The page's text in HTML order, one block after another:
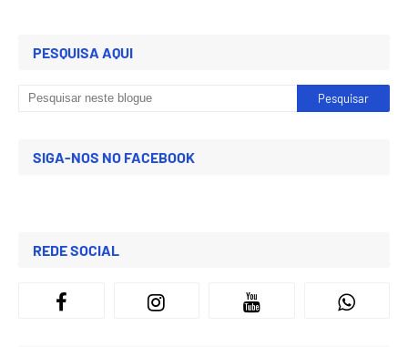
PESQUISA AQUI
SIGA-NOS NO FACEBOOK
REDE SOCIAL